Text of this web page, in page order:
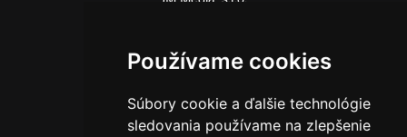
Používame cookies
Súbory cookie a ďalšie technológie
sledovania používame na zlepšenie
IČO: 52600998